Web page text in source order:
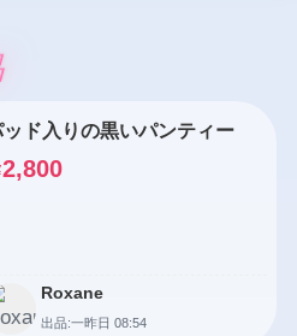
ッド入りの黒いパンティー
2,800
Roxane
出品:一昨日 08:54